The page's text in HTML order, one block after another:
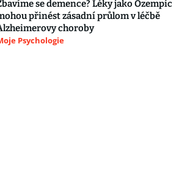
se demence? Léky jako Ozempic
přinést zásadní průlom v léčbě
choroby
Psychologie